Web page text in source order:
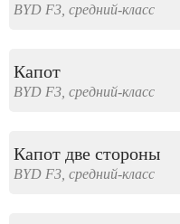
BYD F3, средний-класс
Капот
BYD F3, средний-класс
Капот две стороны
BYD F3, средний-класс